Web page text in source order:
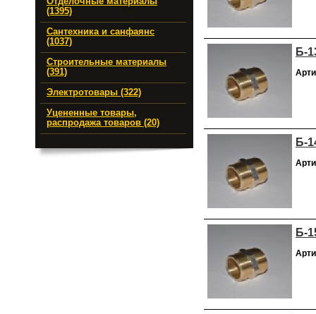
(1395)
Сантехника и санфаянс
(1037)
Строительные материалы
(391)
Электротовары (322)
Уцененные товары,
распродажа товаров (20)
Б-
Б-
Б-